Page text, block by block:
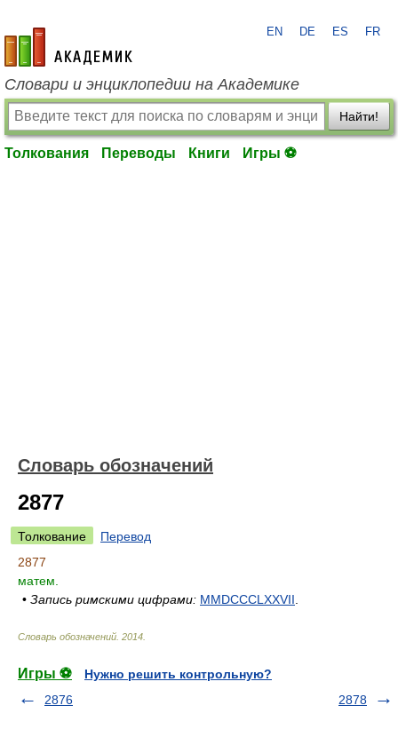
academic.ru
EN DE ES FR
Словари и энциклопедии на Академике
Найти!
Толкования Переводы Книги Игры ⚽
Словарь обозначений
2877
Толкование
Перевод
2877
матем.
• Запись римскими цифрами: MMDCCCLXXVII
Словарь обозначений 2014
Игры ⚽
Нужно решить контрольную?
2876
2878